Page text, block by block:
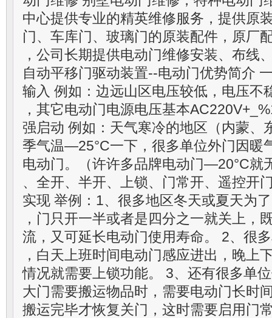
中心提供专业的精英维修服务，提供原
门、车库门、玻璃门的原装配件，原厂
，公司长期提供电动门维修安装、布线
自动平移门驱动装置--电动门优势简介
输入 例如：边远山区电压较低，电压不
，其它电动门电源电压基本
强启动 例如：天气寒冷的地区（内蒙、
季气温—25°C一下，很多单位外门因暖
电动门。（许许多品牌电动门—20°C就
、全开、半开、上锁、门常开、遥控开
实现 举例：1、很多地区冬天或夏天为
，门只开一半或者是四分之一就关上，
流，又可延长电动门使用寿命。 2、很
，白天上班时间电动门感应进出，晚上
情况就需要上锁功能。 3、还有很多单
大门需要搬运物品时，需要电动门长时
搬运完毕才恢复关门，这时需要启用门